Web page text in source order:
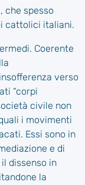
che spesso
cattolici italiani.
Coerente
verso
“corpi
civile non
i movimenti
Essi sono in
e di
dissenso in
la